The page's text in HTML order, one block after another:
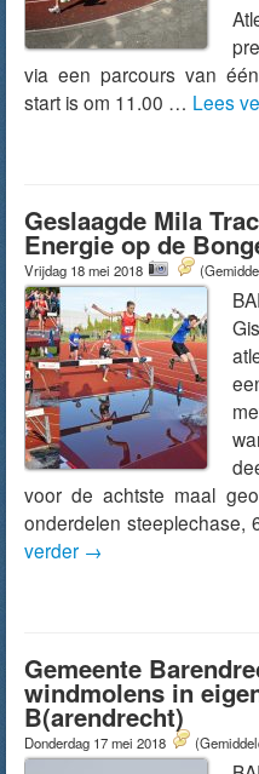
via een parcours van
start is om 11.00 … Lees
Geslaagde Mila
Energie op de
Vrijdag 18 mei 2018
voor de achtste maal
onderdelen
verder →
Gemeente
windmolens in
B(arendrecht)
Donderdag 17 mei 2018